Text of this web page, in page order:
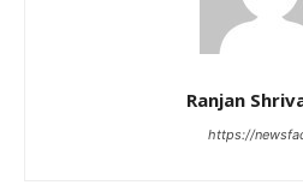
Ranjan
https://